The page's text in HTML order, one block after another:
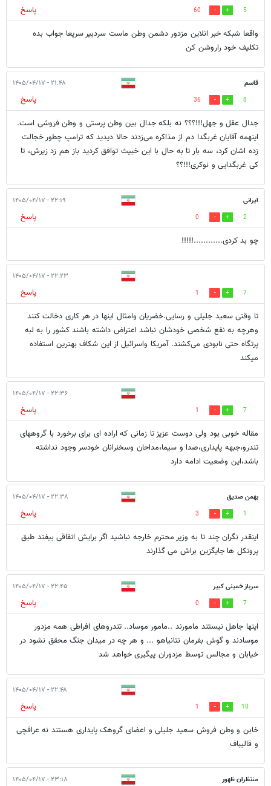
5
60
پاسخ
واقعا شبکه خبر انلاین مزدور دشمن وطن ماست سردبیر سریعا جواب بده
تکلیف خود راروشن کن
قاسم ۲۱:۴۸ - ۱۴۰۵/۰۴/۱۷
8
36
پاسخ
جدال عقل و جهل!!!؟؟؟ نه بلکه جدال بین وطن پرستی و وطن فروشی است.
اینهمه آقایان غربگدا دم از مذاکره می‌زدند حالا دیدید که ترامپ چطور خجالت
زده اشان کرد، سه بار تا به حال با این خبیث توافق کردید باز هم زد زیرش، تا
کی غربگدایی و نوکری!!!؟؟
ایرانی ۲۲:۱۹ - ۱۴۰۵/۰۴/۱۷
2
0
پاسخ
چو بد کردی............!!!!!
۲۲:۲۳ - ۱۴۰۵/۰۴/۱۷
7
1
پاسخ
تا وقتی سعید جلیلی و رسایی.خضریان وامثال اینها در هر کاری دخالت کنند
وهرچه به نفع شخصی خودشان نباشد اعتراض داشته باشند کشور را به لبه
پرتگاه حتی نابودی می‌کشند. آمریکا واسرائیل از این شکاف بهترین استفاده
میکند
۲۲:۳۶ - ۱۴۰۵/۰۴/۱۷
7
1
پاسخ
مقاله خوبی بود ولی دوست عزیز تا زمانی که اراده ای برای برخورد با گروههای
تندرو،جبهه پایداری،صدا و سیما،مداحان وسخنرانان خودسر وجود نداشته
باشد،این وضعیت ادامه دارد
بهمن صدیق ۲۲:۳۸ - ۱۴۰۵/۰۴/۱۷
1
3
پاسخ
اینقدر نگران چند تا به وزیر محترم خارجه نباشید اگر برایش اتفاقی بیفتد طبق
پروتکل ها جایگزین براش می گذارند
سرباز خمینی کبیر ۲۲:۴۵ - ۱۴۰۵/۰۴/۱۷
7
0
پاسخ
اینها جاهل نیستند مامورند ..مامور موساد.. تندروهای افراطی همه مزدور
موسادند و گوش بفرمان نتانیاهو ... و هر چه در میدان جنگ محقق نشود در
خیابان و مجالس توسط مزدوران پیگیری خواهد شد
۲۲:۴۸ - ۱۴۰۵/۰۴/۱۷
10
1
پاسخ
خابن و وطن فروش سعید جلیلی و اعضای گروهک پایداری هستند نه عراقچی
و قالیباف
منتظران ظهور ۲۳:۱۸ - ۱۴۰۵/۰۴/۱۷